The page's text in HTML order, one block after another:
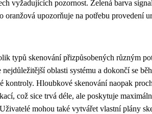
vyžadujících pozornost. Zelená barva
oranžová upozorňuje na potřebu provedení
typů skenování přizpůsobených různým
oblasti systému a dokončí se
kontroly. Hloubkové skenování naopak
což sice trvá déle, ale poskytuje
mohou také vytvářet vlastní plány